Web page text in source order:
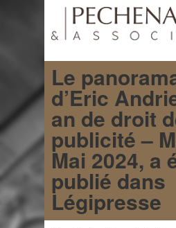
Le
d’Eric
an de droit
publicité –
Mai 2024, a
publié dans
Légipresse